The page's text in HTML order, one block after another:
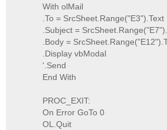
With olMail
.To = SrcSheet.Range("E3").Text
.Subject =
.Body =
.Display vbModal
'.Send
End With
PROC_EXIT:
On Error GoTo 0
OL.Quit